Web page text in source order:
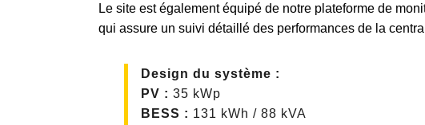
Le site est également équipé de notre plateforme de
qui assure un suivi détaillé des performances de la
Design du système :
PV : 35 kWp
BESS : 131 kWh / 88 kVA